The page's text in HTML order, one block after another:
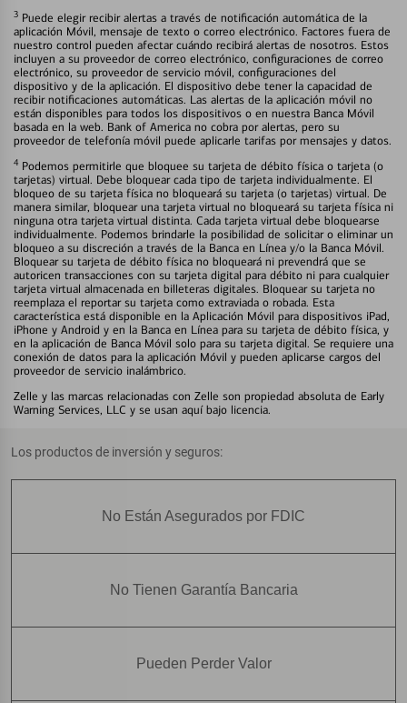
3 Puede elegir recibir alertas a través de notificación automática de la
aplicación Móvil, mensaje de texto o correo electrónico. Factores fuera de
nuestro control pueden afectar cuándo recibirá alertas de nosotros. Estos
incluyen a su proveedor de correo electrónico, configuraciones de correo
electrónico, su proveedor de servicio móvil, configuraciones del
dispositivo y de la aplicación. El dispositivo debe tener la capacidad de
recibir notificaciones automáticas. Las alertas de la aplicación móvil no
están disponibles para todos los dispositivos o en nuestra Banca Móvil
basada en la web. Bank of America no cobra por alertas, pero su
proveedor de telefonía móvil puede aplicarle tarifas por mensajes y datos.
4 Podemos permitirle que bloquee su tarjeta de débito física o tarjeta (o
tarjetas) virtual. Debe bloquear cada tipo de tarjeta individualmente. El
bloqueo de su tarjeta física no bloqueará su tarjeta (o tarjetas) virtual. De
manera similar, bloquear una tarjeta virtual no bloqueará su tarjeta física ni
ninguna otra tarjeta virtual distinta. Cada tarjeta virtual debe bloquearse
individualmente. Podemos brindarle la posibilidad de solicitar o eliminar un
bloqueo a su discreción a través de la Banca en Línea y/o la Banca Móvil.
Bloquear su tarjeta de débito física no bloqueará ni prevendrá que se
autoricen transacciones con su tarjeta digital para débito ni para cualquier
tarjeta virtual almacenada en billeteras digitales. Bloquear su tarjeta no
reemplaza el reportar su tarjeta como extraviada o robada. Esta
característica está disponible en la Aplicación Móvil para dispositivos iPad,
iPhone y Android y en la Banca en Línea para su tarjeta de débito física, y
en la aplicación de Banca Móvil solo para su tarjeta digital. Se requiere una
conexión de datos para la aplicación Móvil y pueden aplicarse cargos del
proveedor de servicio inalámbrico.
Zelle y las marcas relacionadas con Zelle son propiedad absoluta de Early
Warning Services, LLC y se usan aquí bajo licencia.
Los productos de inversión y seguros:
No Están Asegurados por FDIC
No Tienen Garantía Bancaria
Pueden Perder Valor